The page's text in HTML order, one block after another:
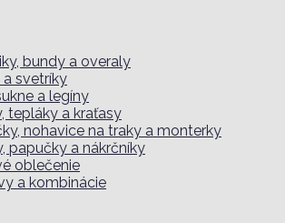
bundy a overaly
a svetríky
a legíny
tepláky a kraťasy
nohavice na traky a monterky
papučky a nákrčníky
oblečenie
a kombinácie